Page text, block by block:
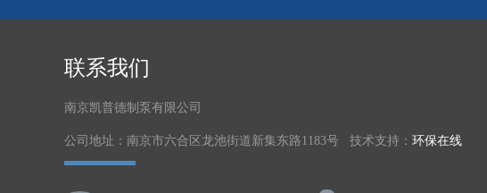
联系我们
南京凯普德制泵有限公司
公司地址：南京市六合区龙池街道新集东路1183号 技术支持： 环保在线